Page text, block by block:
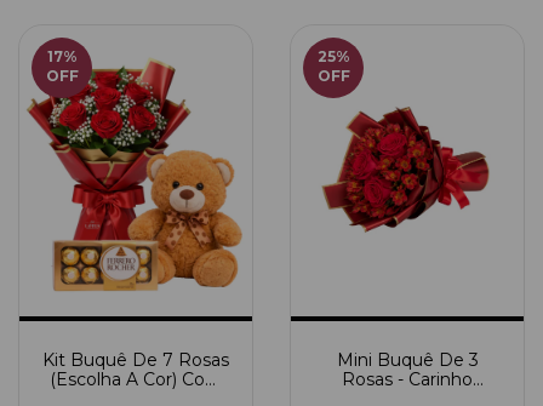
17%
OFF
Kit Buquê De 7 Rosas
(Escolha A Cor) Com
25%
OFF
Mini Buquê De 3
Rosas - Carinho